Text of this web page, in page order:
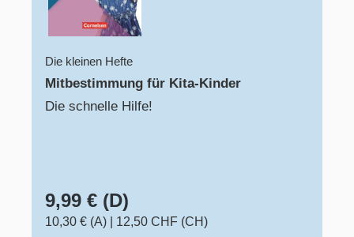
Die kleinen Hefte
Mitbestimmung für Kita-Kinder
Die schnelle Hilfe!
9,99 € (D)
10,30 € (A)
12,50 CHF (CH)